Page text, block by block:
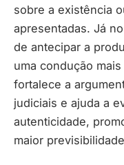
sobre a existência
apresentadas. Já
de antecipar a
uma condução
fortalece a
judiciais e ajuda a
autenticidade,
maior